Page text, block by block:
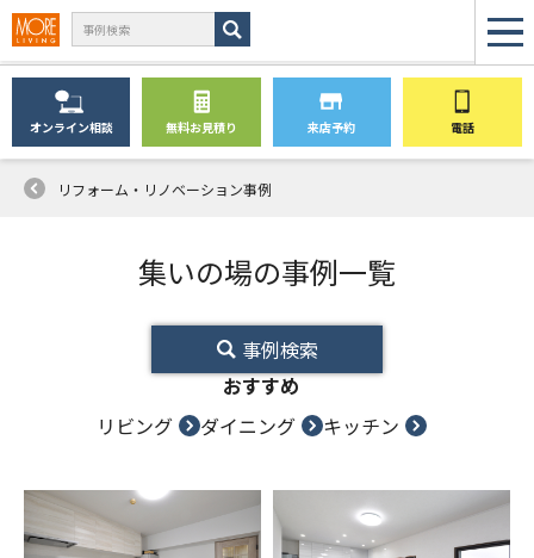
オンライン相談 無料お見積り 来店予約 電話
リフォーム・リノベーション事例
集いの場の事例一覧
事例検索
おすすめ
リビング
ダイニング キッチン